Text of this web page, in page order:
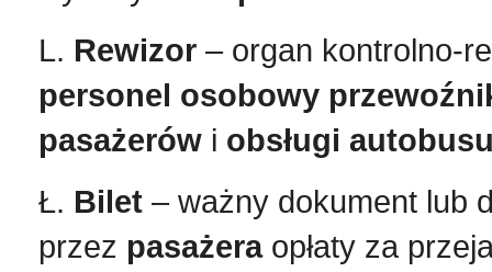
L. Rewizor – organ kontrolno-
personel osobowy
pasażerów i obsługi
Ł. Bilet – ważny dokument lub
przez pasażeraopłaty za